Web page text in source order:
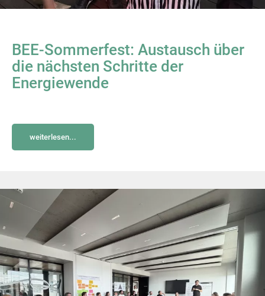
BEE-Sommerfest: Austausch über
die nächsten Schritte der
Energiewende
weiterlesen...